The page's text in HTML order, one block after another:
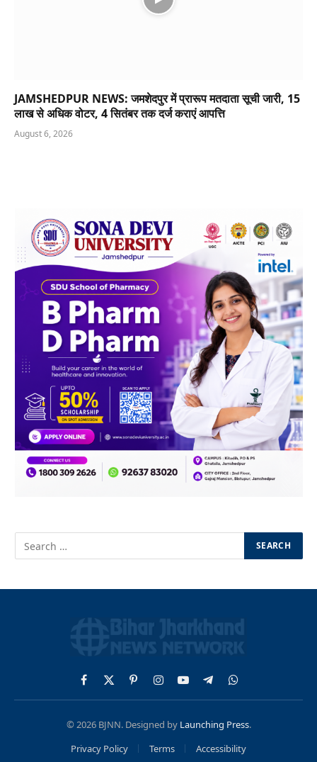
JAMSHEDPUR NEWS: जमशेदपुर में प्रारूप मतदाता सूची जारी, 15
लाख से अधिक वोटर, 4 सितंबर तक दर्ज कराएं आपत्ति
August 6, 2026
Facebook
X
(Twitter)
PinterestInstagram
YouTubeTelegramWhatsApp
© 2026 BJNN. Designed by Launching Press.
Privacy Policy
Terms Accessibility